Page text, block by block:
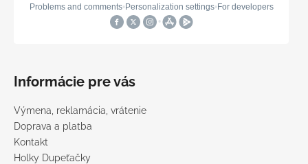
Informácie pre vás
Výmena, reklamácia, vrátenie
Doprava a platba
Kontakt
Holky Dupeťačky